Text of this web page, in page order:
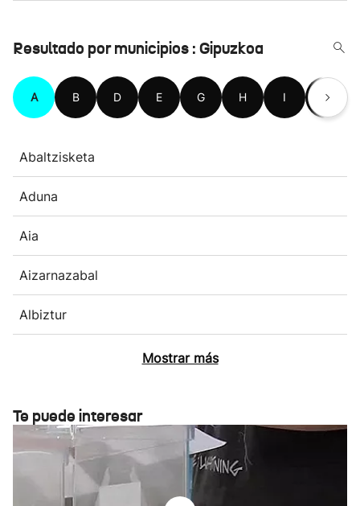
Resultado por municipios : Gipuzkoa
A B D E G H I L
Abaltzisketa
Aduna
Aia
Aizarnazabal
Albiztur
Mostrar más
Te puede interesar